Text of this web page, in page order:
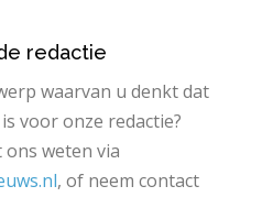
redactie
waarvan u denkt dat
voor onze redactie?
ons weten via
, of neem contact